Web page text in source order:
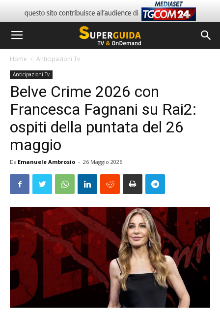
Home Anticipazioni Tv
Anticipazioni Tv
Belve Crime 2026 con
Francesca Fagnani su Rai2:
ospiti della puntata del 26
maggio
Da Emanuele Ambrosio - 26 Maggio 2026